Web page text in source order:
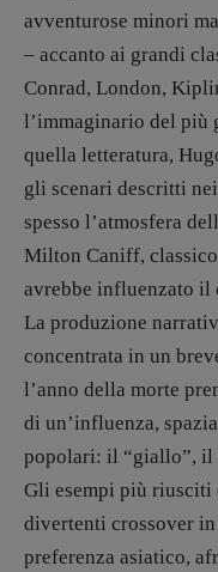
EDAZIONE
Walter Catalano
Anna da Re,Roberto
Grasso,Fabio
Marcoli,Elisabetta
Spallina
,Roberto
CONTATTI
Case editrici e
recensioni:
Elio Grasso
Coordinamento
Anna da Re
Coordinamento
Fabio Malagnini
avventurose minori
– accanto ai grandi
Conrad, London,
l’immaginario del più
quella letteratura,
gli scenari descritti
spesso l’atmosfera
Milton Caniff,
avrebbe influenzato il
La produzione
concentrata in un
l’anno della morte
di un’influenza,
popolari: il “giallo”, il
Gli esempi più riusciti
divertenti crossover
preferenza asiatico,